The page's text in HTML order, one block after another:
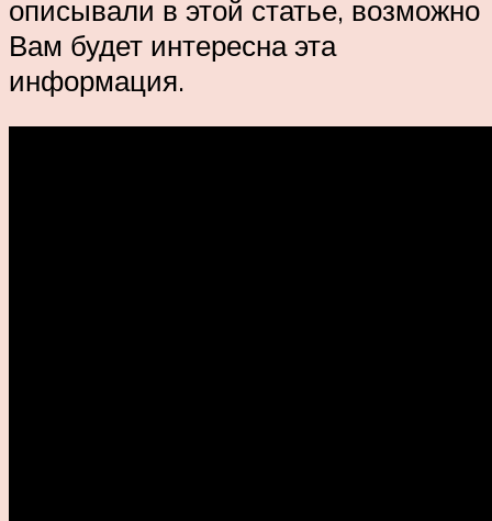
описывали в этой статье, возможно
Вам будет интересна эта
информация.